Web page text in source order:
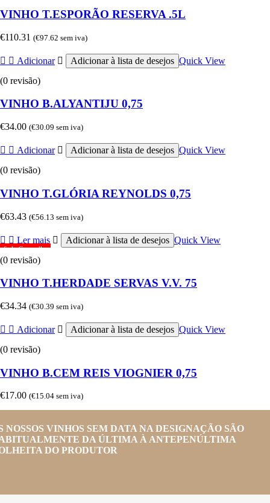
VINHO T.ESPORÃO RESERVA .5L
€110.31 (€97.62 sem iva)
Adicionar Adicionar à lista de desejos Quick View
(0 revisão)
VINHO B.ALYANTIJU 0,75
€34.00 (€30.09 sem iva)
Adicionar Adicionar à lista de desejos Quick View
(0 revisão)
VINHO T.GLÓRIA REYNOLDS 0,75
€63.43 (€56.13 sem iva)
Sob Consulta
Ler mais Adicionar à lista de desejos Quick View
(0 revisão)
VINHO T.HERDADE SERVAS V.V. 75
€34.34 (€30.39 sem iva)
Adicionar Adicionar à lista de desejos Quick View
(0 revisão)
VINHO B.CEM REIS VIOGNIER 0,75
€17.00 (€15.04 sem iva)
NOSSOS VINHOS SEM DATA NA DESIGNAÇÃO SÃO
DA ÚLTIMA À ANTEPENÚLTIMA
DO PRODUTOR